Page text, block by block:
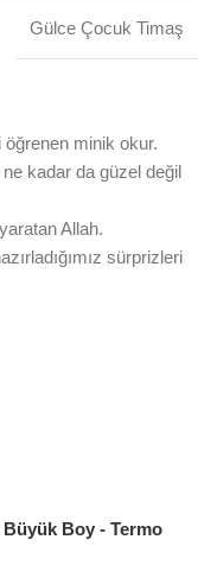
Gülce Çocuk Timaş
öğrenen minik okur.
ne kadar da güzel değil
Allah.
sürprizleri
Boy - Termo